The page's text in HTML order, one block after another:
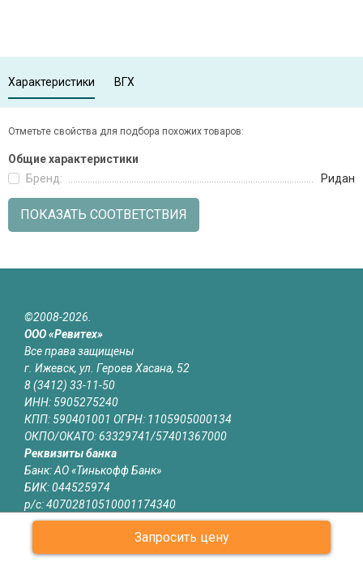
Запросить цену
Характеристики ВГХ
Отметьте свойства для подбора похожих товаров:
Общие характеристики
Бренд:
Ридан
ПОКАЗАТЬ СООТВЕТСТВИЯ
©2008-2026.
ООО «Ревитех»
Все права защищены
г. Ижевск, ул. Героев Хасана, 52
8 (3412) 33-11-50
ИНН: 5905275240
КПП: 590401001 ОГРН: 1105905000134
ОКПО/ОКАТО: 63329741/57401367000
Реквизиты банка
Банк: АО «Тинькофф Банк»
БИК: 044525974
р/с: 40702810510001174340
к/с: 30101810145250000974
Юридическая информация
Информация на сайте izhevsk.revitech.ru не является публичной